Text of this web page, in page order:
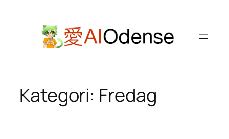
Kategori: Fredag